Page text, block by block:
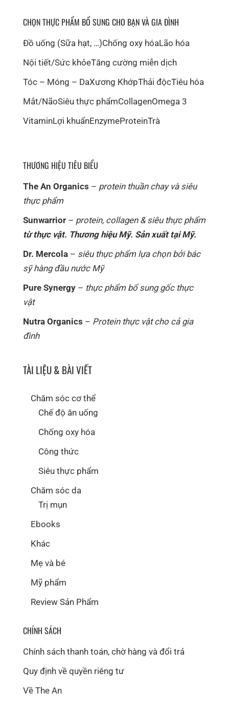
CHỌN THỰC PHẨM BỔ SUNG CHO BẠN VÀ GIA ĐÌNH
Đồ uống (Sữa hạt, …)Chống oxy hóaLão hóa
Nội tiết/Sức khỏeTăng cường miễn dịch
Tóc – Móng – DaXương KhớpThải độcTiêu hóa
Mắt/NãoSiêu thực phẩmCollagenOmega 3
VitaminLợi khuẩnEnzymeProteinTrà
THƯƠNG HIỆU TIÊU BIỂU
The An Organics – protein thuần chay và siêu
thực phẩm
Sunwarrior – protein, collagen & siêu thực phẩm
từ thực vật. Thương hiệu Mỹ. Sản xuất tại Mỹ.
Dr. Mercola – siêu thực phẩm lựa chọn bởi bác
sỹ hàng đầu nước Mỹ
Pure Synergy – thực phẩm bổ sung gốc thực
vật
Nutra Organics – Protein thực vật cho cả gia
đình
TÀI LIỆU & BÀI VIẾT
Chăm sóc cơ thể
Chế độ ăn uống
Chống oxy hóa
Công thức
Siêu thực phẩm
Chăm sóc da
Trị mụn
Ebooks
Khác
Mẹ và bé
Mỹ phẩm
Review Sản Phẩm
CHÍNH SÁCH
Chính sách thanh toán, chờ hàng và đổi trả
Quy định về quyền riêng tư
Về The An